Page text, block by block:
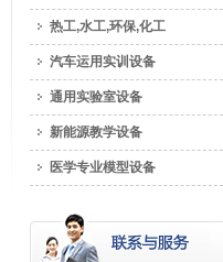
热工,水工,环保,化工
汽车运用实训设备
通用实验室设备
新能源教学设备
医学专业模型设备